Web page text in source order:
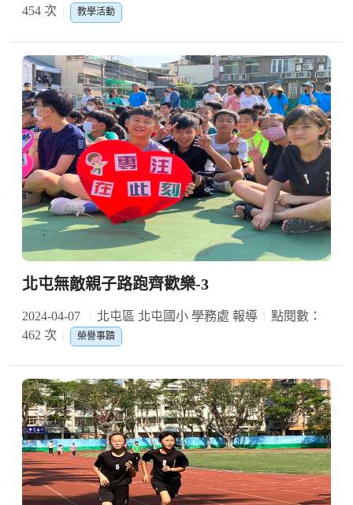
454 次
教學活動
北屯無敵親子路跑齊歡樂-3
2024-04-07 北屯區 北屯國小 學務處 報導
點閱數：
462 次
榮譽事蹟